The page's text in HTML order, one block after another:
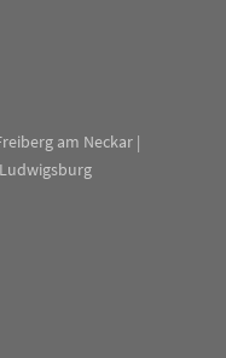
am Neckar |